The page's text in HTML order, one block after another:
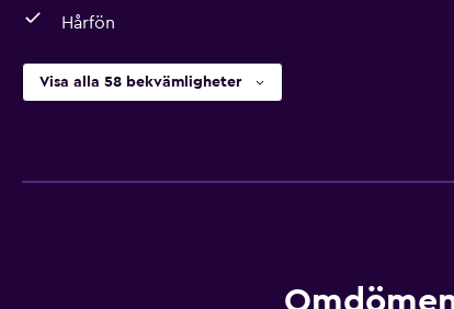
Hårfön
Visa alla 58 bekvämligheter